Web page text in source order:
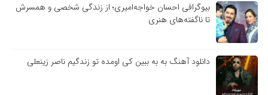
بیوگرافی احسان خواجه‌امیری؛ از زندگی شخصی و همسرش
تا ناگفته‌های هنری
دانلود آهنگ به به ببین کی اومده تو زندگیم ناصر زینعلی